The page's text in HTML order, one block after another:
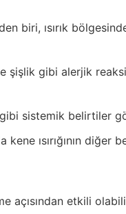
biri, ısırık
ve şişlik gibi alerjik
gibi sistemik belirtiler
kene ısırığının diğer
açısından etkili